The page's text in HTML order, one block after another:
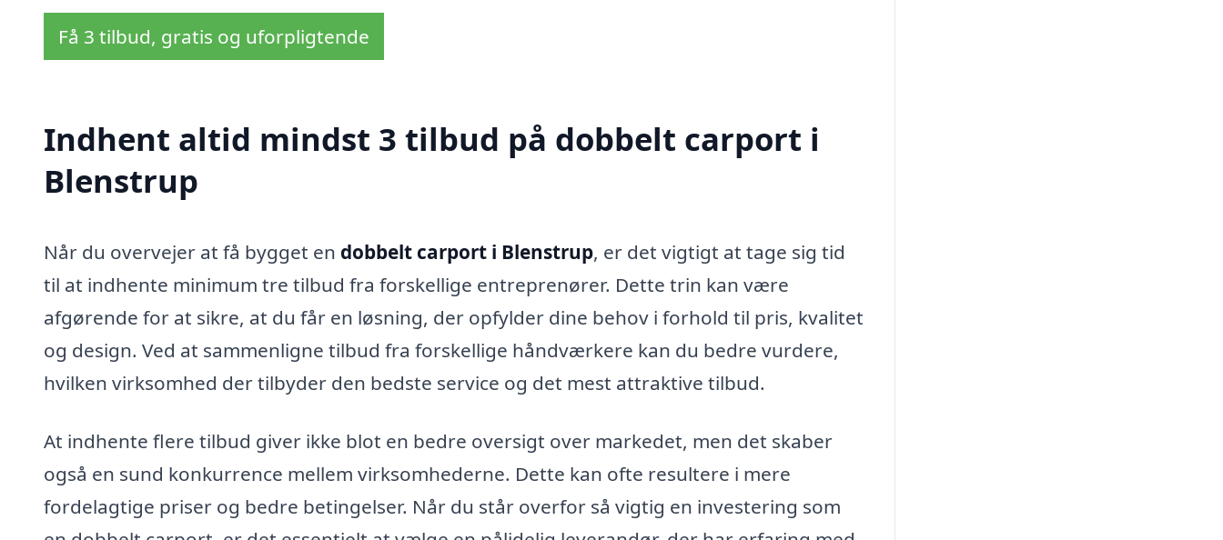
Få 3 tilbud, gratis og uforpligtende
Indhent altid mindst 3 tilbud på dobbelt carport i
Blenstrup
Når du overvejer at få bygget en dobbelt carport i Blenstrup, er det vigtigt at tage sig tid
til at indhente minimum tre tilbud fra forskellige entreprenører. Dette trin kan være
afgørende for at sikre, at du får en løsning, der opfylder dine behov i forhold til pris, kvalitet
og design. Ved at sammenligne tilbud fra forskellige håndværkere kan du bedre vurdere,
hvilken virksomhed der tilbyder den bedste service og det mest attraktive tilbud.
At indhente flere tilbud giver ikke blot en bedre oversigt over markedet, men det skaber
også en sund konkurrence mellem virksomhederne. Dette kan ofte resultere i mere
fordelagtige priser og bedre betingelser. Når du står overfor så vigtig en investering som